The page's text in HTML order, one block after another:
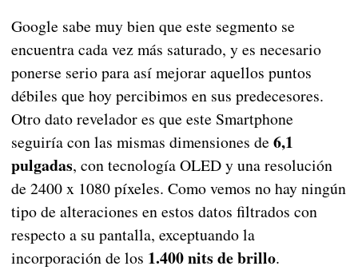
Google sabe muy bien que este segmento se
encuentra cada vez más saturado, y es necesario
ponerse serio para así mejorar aquellos puntos
débiles que hoy percibimos en sus predecesores.
Otro dato revelador es que este Smartphone
seguiría con las mismas dimensiones de 6,1
pulgadas, con tecnología OLED y una resolución
de 2400 x 1080 píxeles. Como vemos no hay ningún
tipo de alteraciones en estos datos filtrados con
respecto a su pantalla, exceptuando la
incorporación de los 1.400 nits de brillo.